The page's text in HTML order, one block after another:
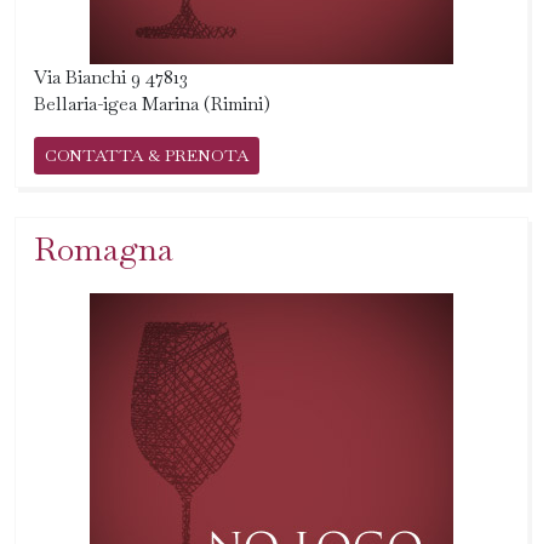
Via Bianchi 9 47813
Bellaria-igea Marina (Rimini)
CONTATTA & PRENOTA
Romagna